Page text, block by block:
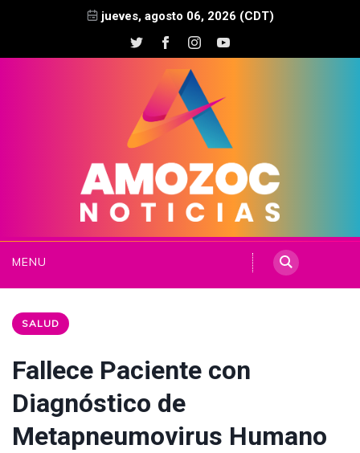
jueves, agosto 06, 2026 (CDT)
MENU
SALUD
Fallece Paciente con
Diagnóstico de
Metapneumovirus Humano